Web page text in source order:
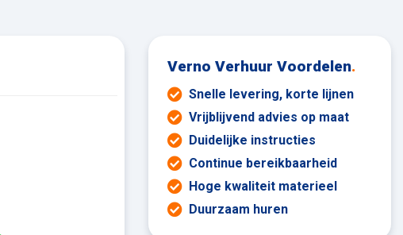
Verno Verhuur Voordelen.
Snelle levering, korte lijnen
Vrijblijvend advies op maat
Duidelijke instructies
Continue bereikbaarheid
Hoge kwaliteit materieel
Duurzaam huren